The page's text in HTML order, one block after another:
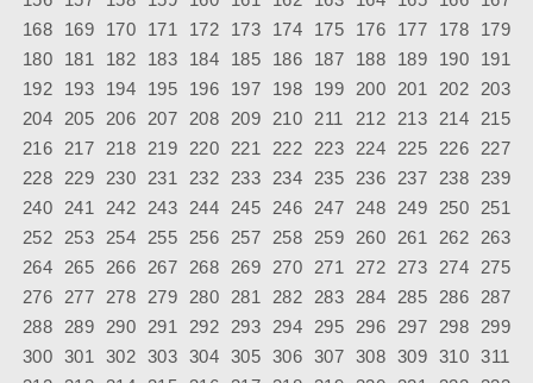
168
169 170 171 172 173 174 175 176 177 178
179
180
181 182 183 184 185 186 187 188 189 190
191
192
193 194 195 196 197 198 199 200 201 202
203
204
205 206 207 208 209 210 211 212 213 214
215
216
217 218 219 220 221 222 223 224 225 226
227
228
229 230 231 232 233 234 235 236 237 238
239
240
241 242 243 244 245 246 247 248 249 250
251
252
253 254 255 256 257 258 259 260 261 262
263
264
265 266 267 268 269 270 271 272 273 274
275
276
277 278 279 280 281 282 283 284 285 286
287
288
289 290 291 292 293 294 295 296 297 298
299
300 301 302 303 304 305 306 307 308 309 310
311